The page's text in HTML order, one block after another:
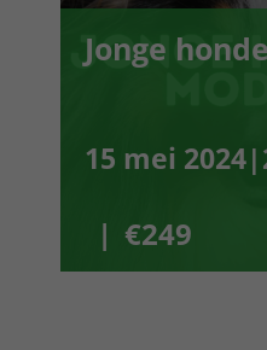
Jonge
15 mei
| €249